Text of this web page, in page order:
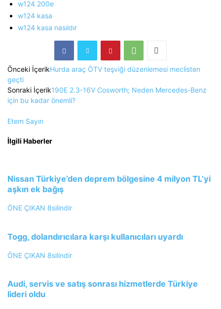
w124 200e
w124 kasa
w124 kasa nasıldır
Önceki İçerikHurda araç ÖTV teşviği düzenlemesi meclisten
geçti
Sonraki İçerik190E 2.3-16V Cosworth; Neden Mercedes-Benz
için bu kadar önemli?
Etem Sayın
İlgili Haberler
Nissan Türkiye’den deprem bölgesine 4 milyon TL’yi
aşkın ek bağış
ÖNE ÇIKAN 8silindir
Togg, dolandırıcılara karşı kullanıcıları uyardı
ÖNE ÇIKAN 8silindir
Audi, servis ve satış sonrası hizmetlerde Türkiye
lideri oldu